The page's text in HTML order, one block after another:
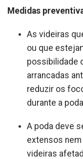
Medidas
As videiras
ou que
possibilidade
arrancadas
reduzir os
durante a
A poda deve
extensos
videiras